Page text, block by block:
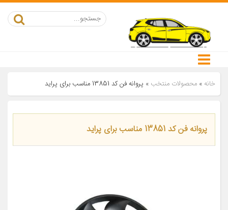
خانه » محصولات منتخب » پروانه فن کد 13851 مناسب برای پراید
پروانه فن کد 13851 مناسب برای پراید